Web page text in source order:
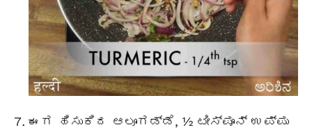
ಈಗ ಹಿಸುಕಿದ ಆಲೂಗಡ್ಡೆ, ½ ಟೀಸ್ಪೂನ್ ಉಪ್ಪು